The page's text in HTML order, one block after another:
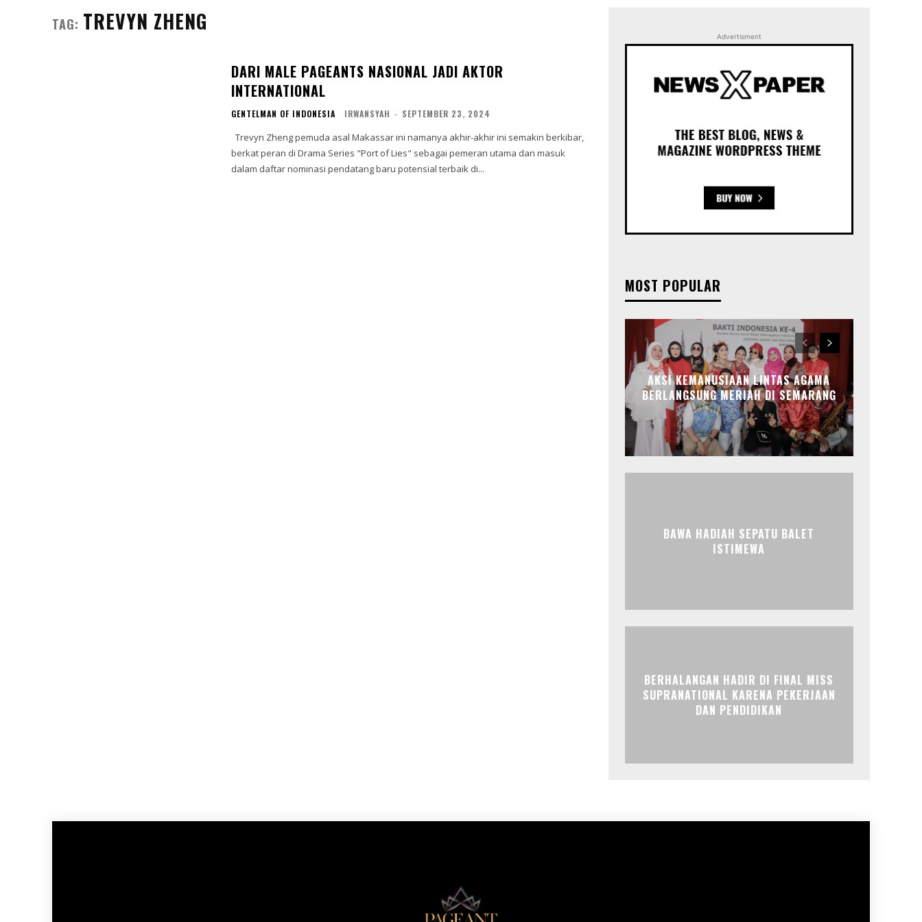
TAG: TREVYN ZHENG
DARI MALE PAGEANTS NASIONAL JADI AKTOR
INTERNATIONAL
GENTELMAN OF INDONESIA IRWANSYAH - SEPTEMBER 23, 2024
berkat peran di Drama Series "Port of Lies" sebagai pemeran utama dan masuk
dalam daftar nominasi pendatang baru potensial terbaik di...
Advertisment
MOST POPULAR
AKSI KEMANUSIAAN LINTAS AGAMA
BERLANGSUNG MERIAH DI SEMARANG
BAWA HADIAH SEPATU BALET
ISTIMEWA
BERHALANGAN HADIR DI FINAL MISS
SUPRANATIONAL KARENA PEKERJAAN
DAN PENDIDIKAN